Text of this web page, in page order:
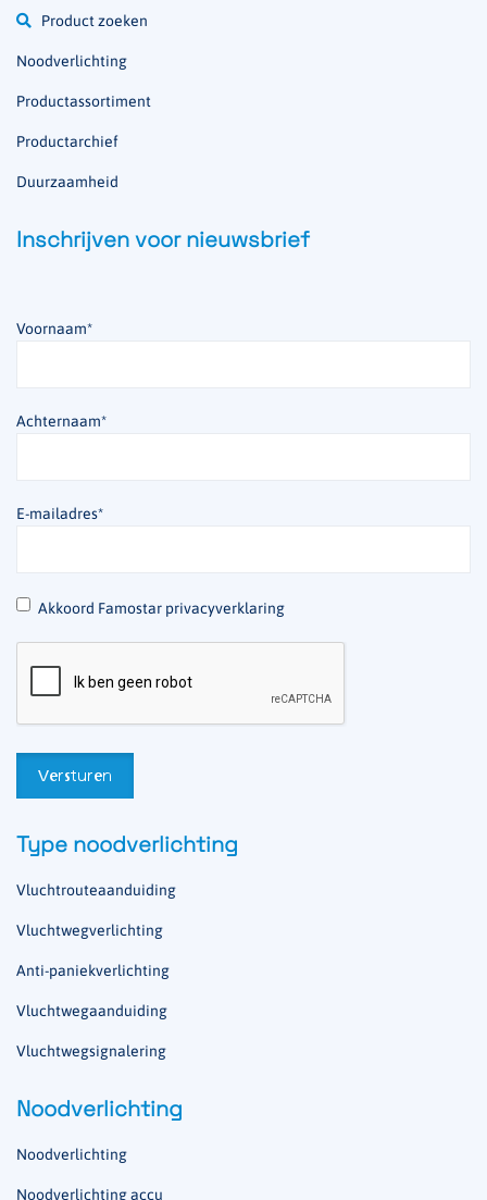
Product zoeken
Noodverlichting
Productassortiment
Productarchief
Duurzaamheid
Inschrijven voor nieuwsbrief
Voornaam*
Achternaam*
E-mailadres*
* Akkoord Famostar privacyverklaring
Type noodverlichting
Vluchtrouteaanduiding
Vluchtwegverlichting
Anti-paniekverlichting
Vluchtwegaanduiding
Vluchtwegsignalering
Noodverlichting
Noodverlichting
Noodverlichting accu